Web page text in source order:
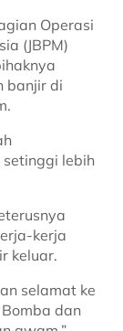
Operasi
(JBPM)
banjir di
lebih
kerja
keluar.
selamat ke
dan